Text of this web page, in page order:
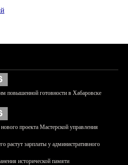
повышенной готовности в Хабаровске
проекта Мастерской управления
растут зарплаты у административного
исторической памяти